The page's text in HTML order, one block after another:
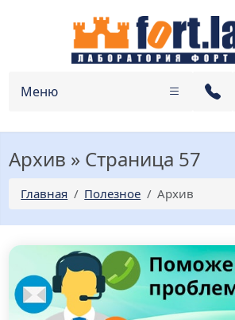
Меню
Архив » Страница 57
Главная Полезное Архив